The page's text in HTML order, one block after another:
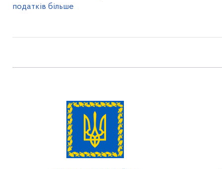
податків більше